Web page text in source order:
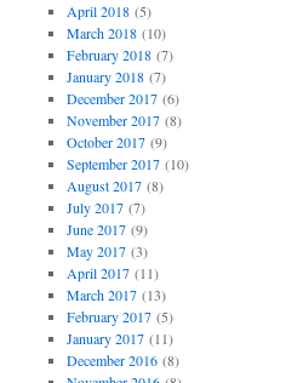
April 2018(5)
March 2018(10)
February 2018(7)
January 2018(7)
December 2017(6)
November 2017(8)
October 2017(9)
September 2017(10)
August 2017(8)
July 2017(7)
June 2017(9)
May 2017(3)
April 2017(11)
March 2017(13)
February 2017(5)
January 2017(11)
December 2016(8)